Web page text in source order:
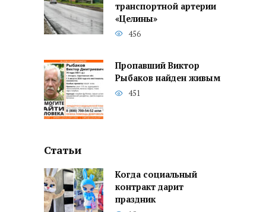
транспортной артерии
«Целины»
456
Пропавший Виктор
Рыбаков найден живым
451
Статьи
Когда социальный
контракт дарит
праздник